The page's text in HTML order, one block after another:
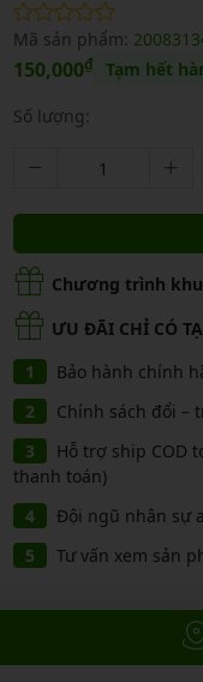
Mã sản phẩm:
150,000₫ Tạm hết
Số lượng:
Chương trình
ƯU ĐÃI CHỈ CÓ
Bảo hành chính
Chính sách đổi –
Hỗ trợ ship COD
thanh toán)
Đội ngũ nhân sự
Tư vấn xem sản